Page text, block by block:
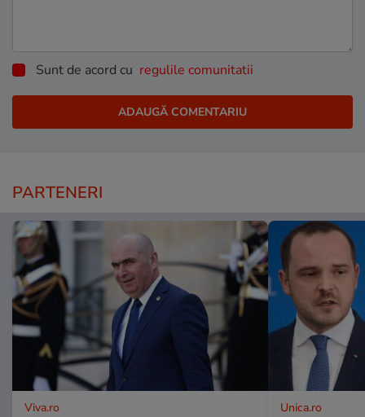
Sunt de acord cu regulile comunitatii
PARTENERI
Viva.ro Unica.ro